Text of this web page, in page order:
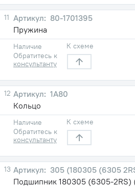
11
80-1701395
Пружина
Наличие
Обратитесь к
консультанту
К схеме
12
1А80
Кольцо
Наличие
Обратитесь к
консультанту
К схеме
13
305 (180305 (6305
Подшипник 180305 (6305-2RS)